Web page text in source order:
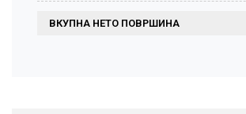
ВКУПНА НЕТО ПОВРШИНА